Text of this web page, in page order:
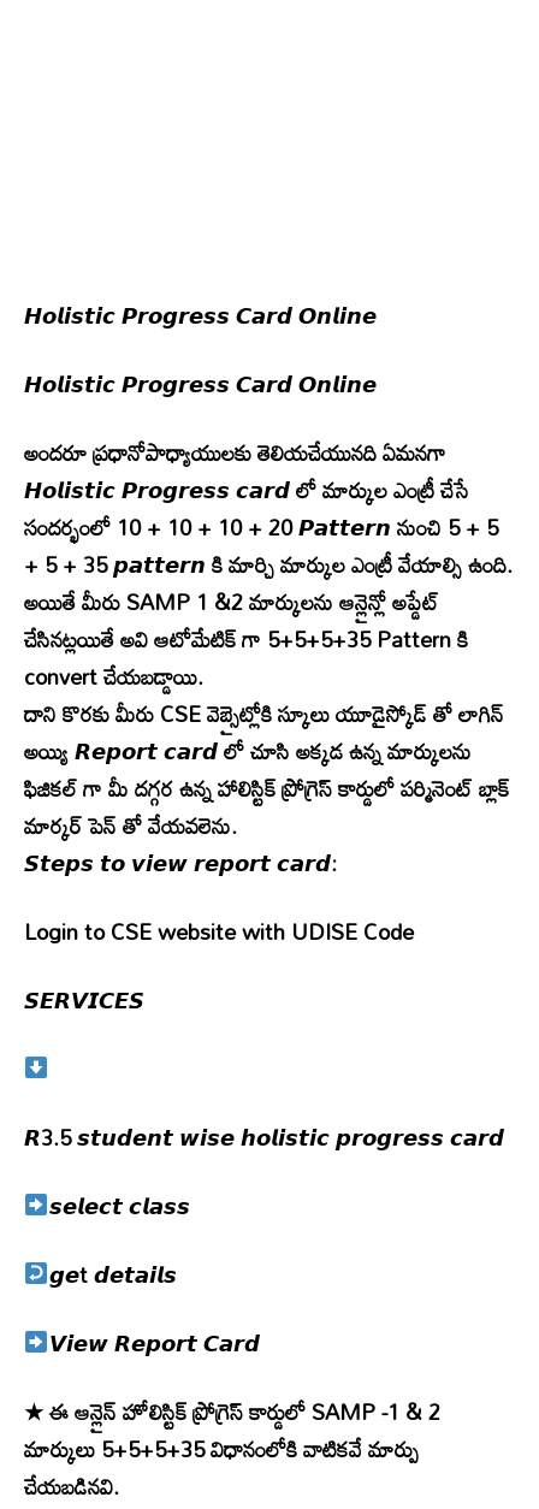
𝙃𝙤𝙡𝙞𝙨𝙩𝙞𝙘 𝙋𝙧𝙤𝙜𝙧𝙚𝙨𝙨 𝘾𝙖𝙧𝙙 𝙊𝙣𝙡𝙞𝙣𝙚
𝙃𝙤𝙡𝙞𝙨𝙩𝙞𝙘 𝙋𝙧𝙤𝙜𝙧𝙚𝙨𝙨 𝘾𝙖𝙧𝙙 𝙊𝙣𝙡𝙞𝙣𝙚
అందరూ ప్రధానోపాధ్యాయులకు తెలియచేయునది ఏమనగా
𝙃𝙤𝙡𝙞𝙨𝙩𝙞𝙘 𝙋𝙧𝙤𝙜𝙧𝙚𝙨𝙨 𝙘𝙖𝙧𝙙 లో మార్కుల ఎంట్రీ చేసే
సందర్భంలో 10 + 10 + 10 + 20 𝙋𝙖𝙩𝙩𝙚𝙧𝙣 నుంచి 5 + 5
+ 5 + 35 𝙥𝙖𝙩𝙩𝙚𝙧𝙣 కి మార్చి మార్కుల ఎంట్రీ వేయాల్సి ఉంది.
అయితే మీరు SAMP 1 &2 మార్కులను ఆన్లైన్లో అప్డేట్
చేసినట్లయితే అవి ఆటోమేటిక్ గా 5+5+5+35 Pattern కి
convert చేయబడ్డాయి.
దాని కొరకు మీరు CSE వెబ్సైట్లోకి స్కూలు యూడైస్కోడ్ తో లాగిన్
అయ్యి 𝙍𝙚𝙥𝙤𝙧𝙩 𝙘𝙖𝙧𝙙 లో చూసి అక్కడ ఉన్న మార్కులను
ఫిజికల్ గా మీ దగ్గర ఉన్న హాలిస్టిక్ ప్రోగ్రెస్ కార్డులో పర్మినెంట్ బ్లాక్
మార్కర్ పెన్ తో వేయవలెను.
𝙎𝙩𝙚𝙥𝙨 𝙩𝙤 𝙫𝙞𝙚𝙬 𝙧𝙚𝙥𝙤𝙧𝙩 𝙘𝙖𝙧𝙙:
Login to CSE website with UDISE Code
𝙎𝙀𝙍𝙑𝙄𝘾𝙀𝙎
𝙍3.5 𝙨𝙩𝙪𝙙𝙚𝙣𝙩 𝙬𝙞𝙨𝙚 𝙝𝙤𝙡𝙞𝙨𝙩𝙞𝙘 𝙥𝙧𝙤𝙜𝙧𝙚𝙨𝙨 𝙘𝙖𝙧𝙙
𝙨𝙚𝙡𝙚𝙘𝙩 𝙘𝙡𝙖𝙨𝙨
𝙜𝙚t 𝙙𝙚𝙩𝙖𝙞𝙡𝙨
𝙑𝙞𝙚𝙬 𝙍𝙚𝙥𝙤𝙧𝙩 𝘾𝙖𝙧𝙙
★ ఈ ఆన్లైన్ హోలిస్టిక్ ప్రోగ్రెస్ కార్డులో SAMP -1 & 2
మార్కులు 5+5+5+35 విధానంలోకి వాటికవే మార్పు
చేయబడినవి.